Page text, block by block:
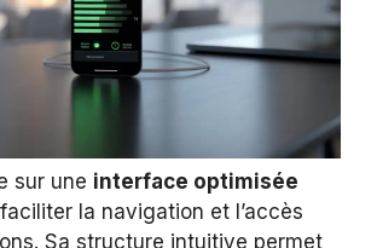
sur une interface optimisée
la navigation et l’accès
Sa structure intuitive permet